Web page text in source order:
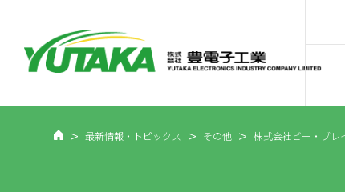
>最新情報・トピックス > その他 >株式会社ビー・ブレ